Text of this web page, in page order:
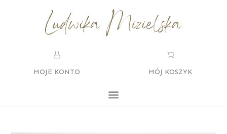
MOJE KONTO MÓJ KOSZYK